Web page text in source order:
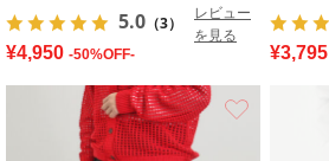
5.0 （3）
レビュー
を見る
¥4,950 -50%OFF-
¥3,795